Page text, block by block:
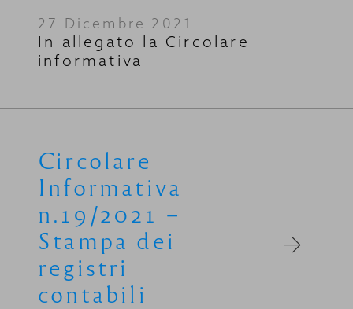
27 Dicembre 2021
In allegato la Circolare
informativa
Circolare
Informativa
n.19/2021 –
Stampa dei
registri
contabili